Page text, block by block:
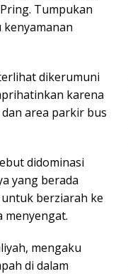
Tumpukan
dikerumuni
karena
area parkir bus
didominasi
yang berada
berziarah ke
menyengat.
mengaku
di dalam